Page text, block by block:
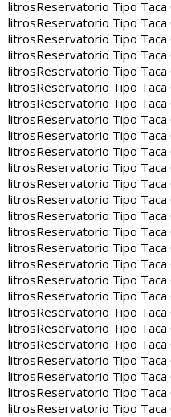
litrosReservatorio Tipo Taca
litrosReservatorio Tipo Taca
litrosReservatorio Tipo Taca
litrosReservatorio Tipo Taca
litrosReservatorio Tipo Taca
litrosReservatorio Tipo Taca
litrosReservatorio Tipo Taca
litrosReservatorio Tipo Taca
litrosReservatorio Tipo Taca
litrosReservatorio Tipo Taca
litrosReservatorio Tipo Taca
litrosReservatorio Tipo Taca
litrosReservatorio Tipo Taca
litrosReservatorio Tipo Taca
litrosReservatorio Tipo Taca
litrosReservatorio Tipo Taca
litrosReservatorio Tipo Taca
litrosReservatorio Tipo Taca
litrosReservatorio Tipo Taca
litrosReservatorio Tipo Taca
litrosReservatorio Tipo Taca
litrosReservatorio Tipo Taca
litrosReservatorio Tipo Taca
litrosReservatorio Tipo Taca
litrosReservatorio Tipo Taca
litrosReservatorio Tipo Taca